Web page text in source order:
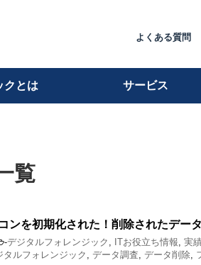
よくある質問
クとは サービス
覧
ンを初期化された！削除されたデー
-デジタルフォレンジック , ITお役立ち情報, 実
タルフォレンジック , データ調査, データ削除,